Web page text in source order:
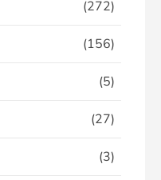
(272)
(156)
(5)
(27)
(3)